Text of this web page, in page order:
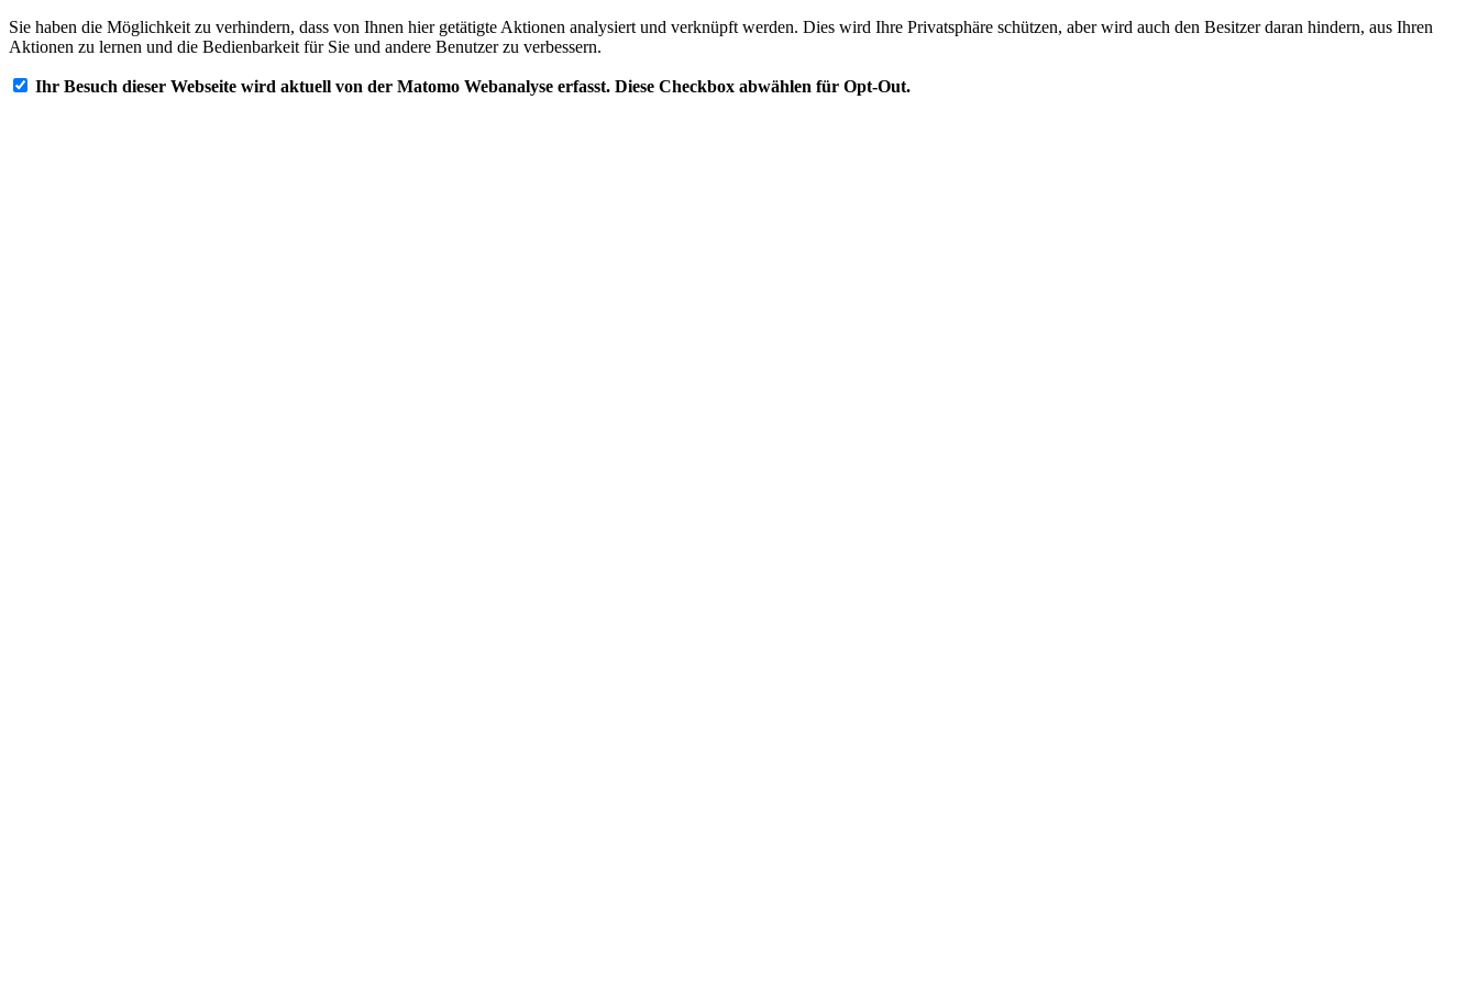
Sie haben die Möglichkeit zu verhindern, dass von Ihnen hier getätigte Aktionen analysiert und verknüpft werden. Dies wird Ihre Privatsphäre schützen, aber wird auch den Besitzer daran hindern, aus Ihren
Aktionen zu lernen und die Bedienbarkeit für Sie und andere Benutzer zu verbessern.
Ihr Besuch dieser Webseite wird aktuell von der Matomo Webanalyse erfasst. Diese Checkbox abwählen für Opt-Out.